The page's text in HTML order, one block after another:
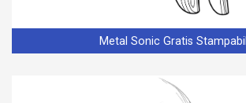
Metal Sonic Gratis